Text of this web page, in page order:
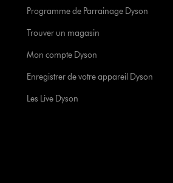
Programme de Parrainage Dyson
Trouver un magasin
Mon compte Dyson
Enregistrer de votre appareil Dyson
Les Live Dyson